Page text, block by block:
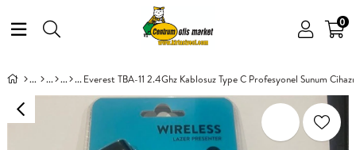
0
Everest TBA-11 2.4Ghz Kablosuz Type C Profesyonel Sunum